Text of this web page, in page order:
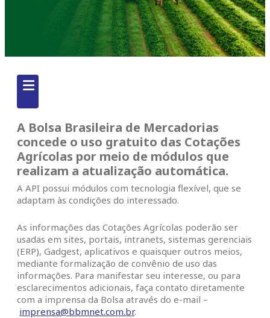
A Bolsa Brasileira de Mercadorias
concede o uso gratuito das Cotações
Agrícolas por meio de módulos que
realizam a atualização automática.
A API possui módulos com tecnologia flexível, que se
adaptam às condições do interessado.
As informações das Cotações Agrícolas poderão ser
usadas em sites, portais, intranets, sistemas gerenciais
(ERP), Gadgest, aplicativos e quaisquer outros meios,
mediante formalização de convênio de uso das
informações. Para manifestar seu interesse, ou para
esclarecimentos adicionais, faça contato diretamente
com a imprensa da Bolsa através do e-mail –
imprensa@bbmnet.com.br.